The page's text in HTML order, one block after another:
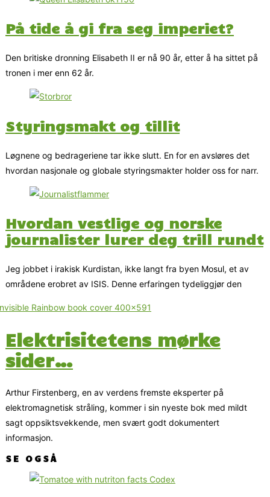
På tide å gi fra seg imperiet?
Den britiske dronning Elisabeth II er nå 90 år, etter å ha sittet på
tronen i mer enn 62 år.
Styringsmakt og tillit
Løgnene og bedrageriene tar ikke slutt. En for en avsløres det
hvordan nasjonale og globale styringsmakter holder oss for narr.
Hvordan vestlige og norske
journalister lurer deg trill rundt
Jeg jobbet i irakisk Kurdistan, ikke langt fra byen Mosul, et av
områdene erobret av ISIS. Denne erfaringen tydeliggjør den
Elektrisitetens mørke
sider…
Arthur Firstenberg, en av verdens fremste eksperter på
elektromagnetisk stråling, kommer i sin nyeste bok med mildt
sagt oppsiktsvekkende, men svært godt dokumentert
informasjon.
SE OGSÅ